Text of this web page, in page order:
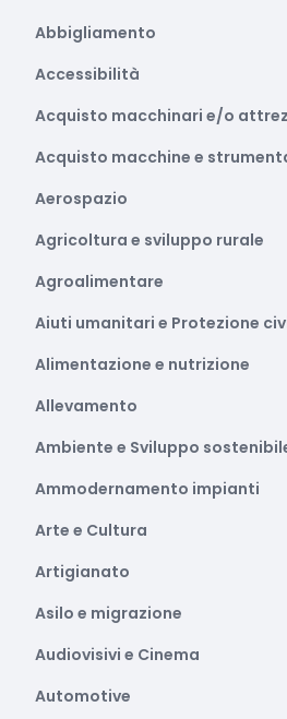
Abbigliamento
Accessibilità
Acquisto macchinari e/o
Acquisto macchine e
Aerospazio
Agricoltura e sviluppo rurale
Agroalimentare
Aiuti umanitari e Protezione
Alimentazione e nutrizione
Allevamento
Ambiente e Sviluppo
Ammodernamento impianti
Arte e Cultura
Artigianato
Asilo e migrazione
Audiovisivi e Cinema
Automotive